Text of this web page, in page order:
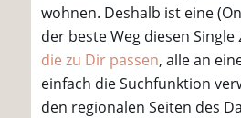
wohnen. Deshalb ist eine
der beste Weg diesen Single
die zu Dir passen, alle an
einfach die Suchfunktion
den regionalen Seiten des